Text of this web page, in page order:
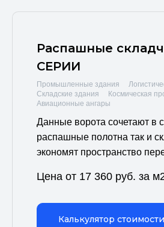
Распашные
СЕРИИ
Промышленные здания
Складские здания
Космическая
Авиационные ангары
Данные ворота сочетают в
распашные полотна так и
экономят пространство
Цена от 17 360 руб. за
Калькулятор